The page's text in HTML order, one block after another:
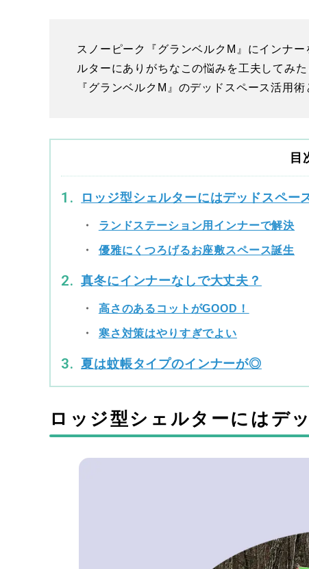
スノーピーク『グランベルクM』にインナ
ルターにありがちなこの悩みを工夫してみ
『グランベルクM』のデッドスペース活用術
目
ロッジ型シェルターにはデッドスペー
ランドステーション用インナーで解決
優雅にくつろげるお座敷スペース誕生
真冬にインナーなしで大丈夫？
高さのあるコットがGOOD！
寒さ対策はやりすぎでよい
夏は蚊帳タイプのインナーが◎
ロッジ型シェルターにはデ